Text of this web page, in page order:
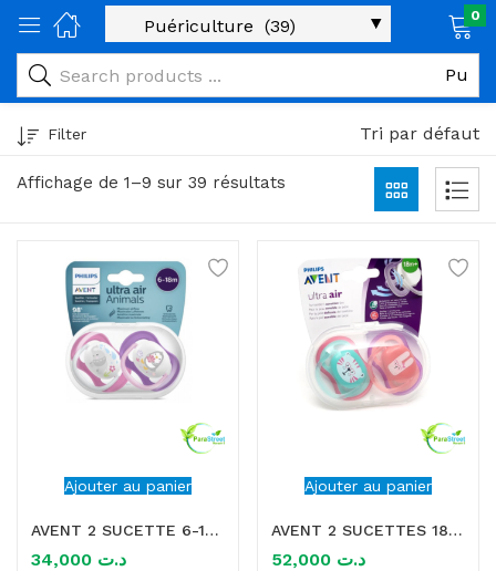
alimentaires)
médical)
0
Affichage de 1–9 sur 39 résultats
Filter Tri par défaut
Ajouter au panier
AVENT 2 SUCETTE 6-18M
د.ت
Ajouter au panier
AVENT 2 SUCETTES 18M+
د.ت